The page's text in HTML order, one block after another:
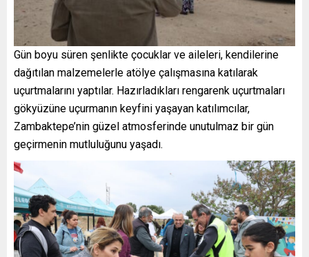
Gün boyu süren şenlikte çocuklar ve aileleri, kendilerine
dağıtılan malzemelerle atölye çalışmasına katılarak
uçurtmalarını yaptılar. Hazırladıkları rengarenk uçurtmaları
gökyüzüne uçurmanın keyfini yaşayan katılımcılar,
Zambaktepe’nin güzel atmosferinde unutulmaz bir gün
geçirmenin mutluluğunu yaşadı.